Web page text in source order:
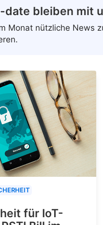
date bleiben mit
Monat nützliche News
für IoT-